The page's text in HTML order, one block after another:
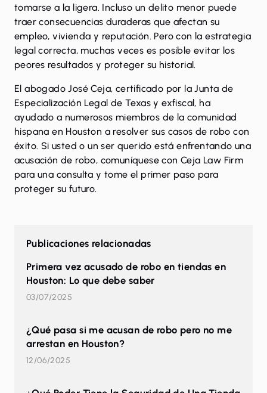
tomarse a la ligera. Incluso un delito menor puede
traer consecuencias duraderas que afectan su
empleo, vivienda y reputación. Pero con la estrategia
legal correcta, muchas veces es posible evitar los
peores resultados y proteger su historial.
El abogado José Ceja, certificado por la Junta de
Especialización Legal de Texas y exfiscal, ha
ayudado a numerosos miembros de la comunidad
hispana en Houston a resolver sus casos de robo con
éxito. Si usted o un ser querido está enfrentando una
acusación de robo, comuníquese con Ceja Law Firm
para una consulta y tome el primer paso para
proteger su futuro.
Publicaciones relacionadas
Primera vez acusado de robo en tiendas en
Houston: Lo que debe saber
03/07/2025
¿Qué pasa si me acusan de robo pero no me
arrestan en Houston?
12/06/2025